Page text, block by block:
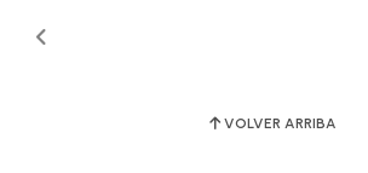
VOLVER ARRIBA